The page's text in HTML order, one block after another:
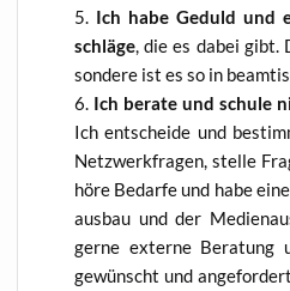
Ich habe Geduld und
schlä­ge, die es dabei gibt.
son­de­re ist es so in
Ich bera­te und schu­le
Ich ent­schei­de und
Netz­werk­fra­gen, stel­le
höre Bedar­fe und habe
aus­bau und der
ger­ne exter­ne Bera­tung
gewünscht und